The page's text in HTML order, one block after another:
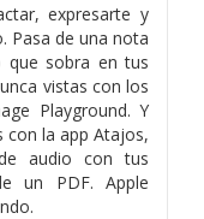
expresarte y
Pasa de una nota
que sobra en tus
vistas con los
Playground. Y
con la app Atajos,
audio con tus
un PDF. Apple